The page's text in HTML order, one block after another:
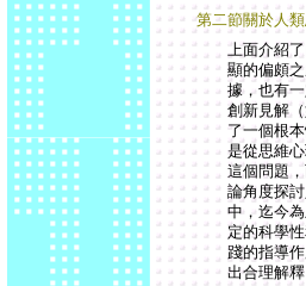
第二節關於人
上面介紹
顯的偏頗
據，也有
創新見解
了一個根
是從思維
這個問題
論角度探
中，迄今
定的科學
踐的指導
出合理解